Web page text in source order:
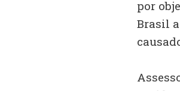
por
Brasil